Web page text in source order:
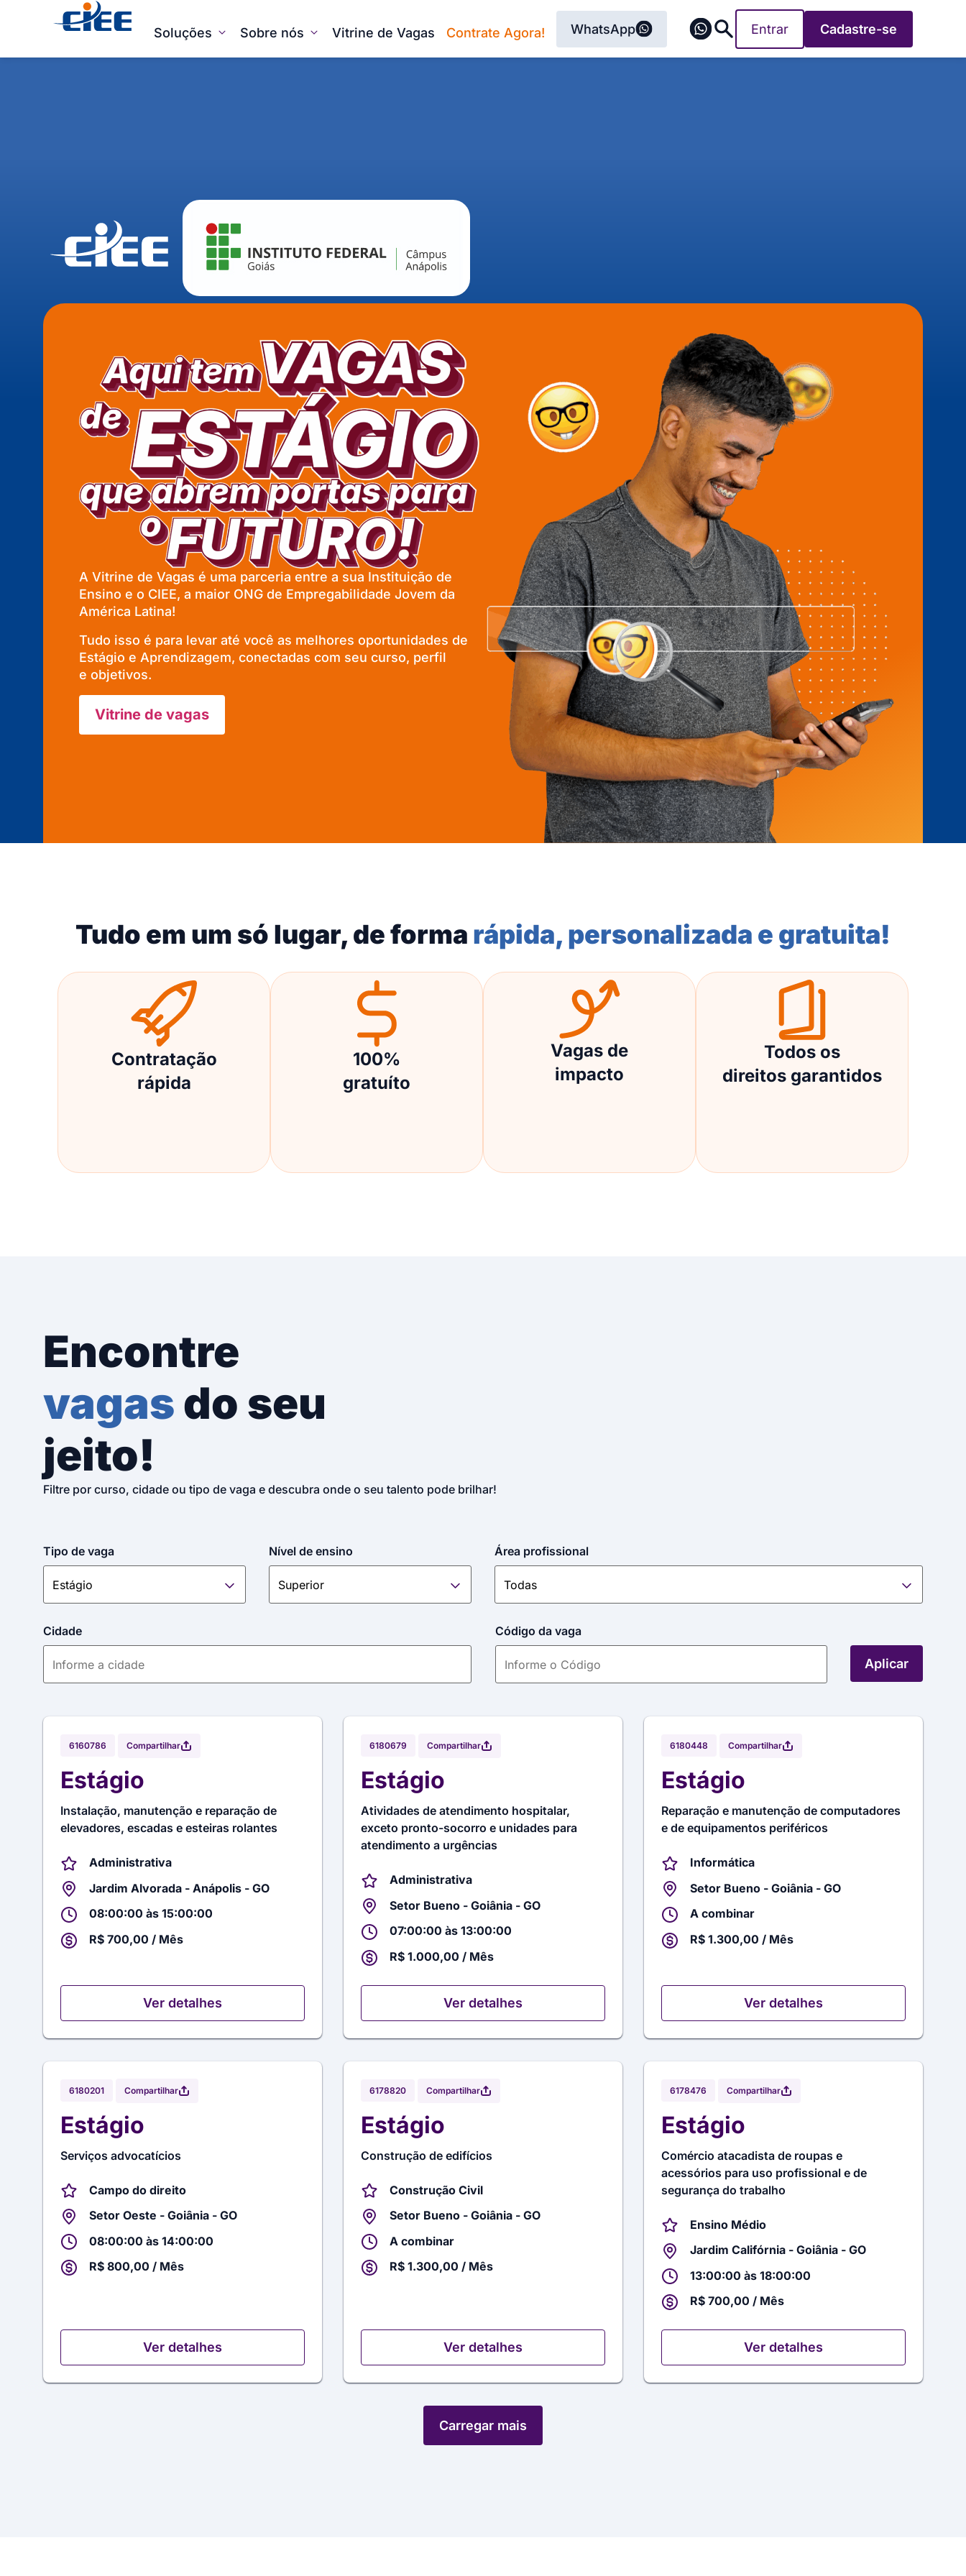
Soluções Sobre nós Vitrine de Vagas Contrate Agora! WhatsApp Entrar Cadastre-se
A Vitrine de Vagas é uma parceria entre a sua Instituição de
Ensino e o CIEE, a maior ONG de Empregabilidade Jovem da
América Latina!
Tudo isso é para levar até você as melhores oportunidades de
Estágio e Aprendizagem, conectadas com seu curso, perfil
e objetivos.
Vitrine de vagas
Tudo em um só lugar, de forma rápida, personalizada e gratuita!
Contratação
rápida
100%
gratuíto
Vagas de
impacto
Todos os
direitos garantidos
Encontre
vagasdo seu
jeito!
Filtre por curso, cidade ou tipo de vaga e descubra onde o seu talento pode brilhar!
Tipo de vaga Nível de ensino Área profissional
Cidade Código da vaga
Aplicar
6160786 Compartilhar
Estágio
Instalação, manutenção e reparação de
elevadores, escadas e esteiras rolantes
Administrativa
Jardim Alvorada - Anápolis - GO
08:00:00 às 15:00:00
R$ 700,00 / Mês
Ver detalhes
6180679 Compartilhar
Estágio
Atividades de atendimento hospitalar,
exceto pronto-socorro e unidades para
atendimento a urgências
Administrativa
Setor Bueno - Goiânia - GO
07:00:00 às 13:00:00
R$ 1.000,00 / Mês
Ver detalhes
6180448 Compartilhar
Estágio
Reparação e manutenção de computadores
e de equipamentos periféricos
Informática
Setor Bueno - Goiânia - GO
A combinar
R$ 1.300,00 / Mês
Ver detalhes
6180201 Compartilhar
Estágio
Serviços advocatícios
Campo do direito
Setor Oeste - Goiânia - GO
08:00:00 às 14:00:00
R$ 800,00 / Mês
Ver detalhes
6178820 Compartilhar
Estágio
Construção de edifícios
Construção Civil
Setor Bueno - Goiânia - GO
A combinar
R$ 1.300,00 / Mês
Ver detalhes
6178476 Compartilhar
Estágio
Comércio atacadista de roupas e
acessórios para uso profissional e de
segurança do trabalho
Ensino Médio
Jardim Califórnia - Goiânia - GO
13:00:00 às 18:00:00
R$ 700,00 / Mês
Ver detalhes
Carregar mais